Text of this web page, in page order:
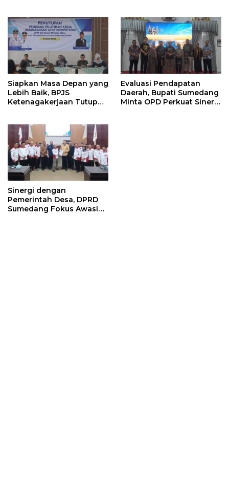
Siapkan Masa Depan yang
Lebih Baik, BPJS
Ketenagakerjaan Tutup
Evaluasi Pendapatan
Daerah, Bupati Sumedang
Minta OPD Perkuat Sinergi
Sinergi dengan
Pemerintah Desa, DPRD
Sumedang Fokus Awasi